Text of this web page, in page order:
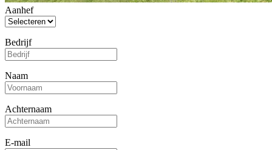
Aanhef
Bedrijf
Naam
Achternaam
E-mail